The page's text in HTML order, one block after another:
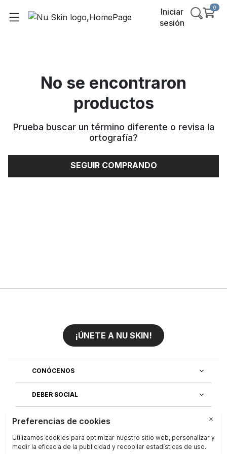
Iniciar
sesión
0
No se encontraron
productos
Prueba buscar un término diferente o revisa la
ortografía?
SEGUIR COMPRANDO
¡ÚNETE A NU SKIN!
CONÓCENOS
DEBER SOCIAL
ÚNETE AL EQUIPO
DESCUBRE NUESTRAS APLICACIONES